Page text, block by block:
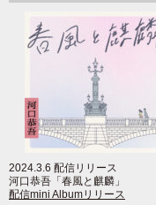
2024.3.6 配信リリース
河口恭吾「春風と麒麟」
配信mini Albumリリース